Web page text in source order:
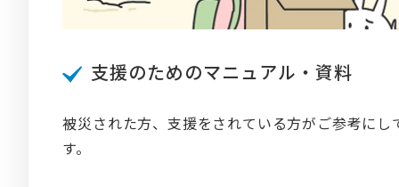
支援のためのマニュアル・資料
被災された方、支援をされている方がご参考にし
す。